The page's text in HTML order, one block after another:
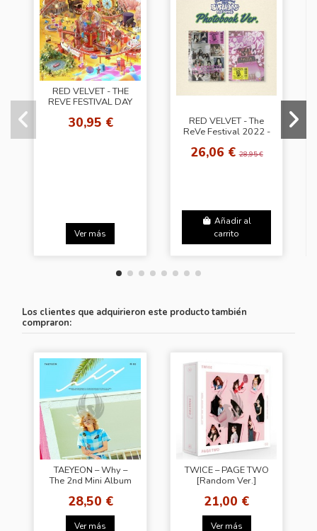
RED VELVET - THE
REVE FESTIVAL DAY
30,95 €
Ver más
RED VELVET - The
ReVe Festival 2022 -
Ver. - Random
26,06 €28,95 €
Añadir al
carrito
Los clientes que adquirieron este producto también
compraron:
TAEYEON – Why –
The 2nd Mini Album
28,50 €
Ver más
TWICE – PAGE TWO
[Random Ver.]
21,00 €
Ver más